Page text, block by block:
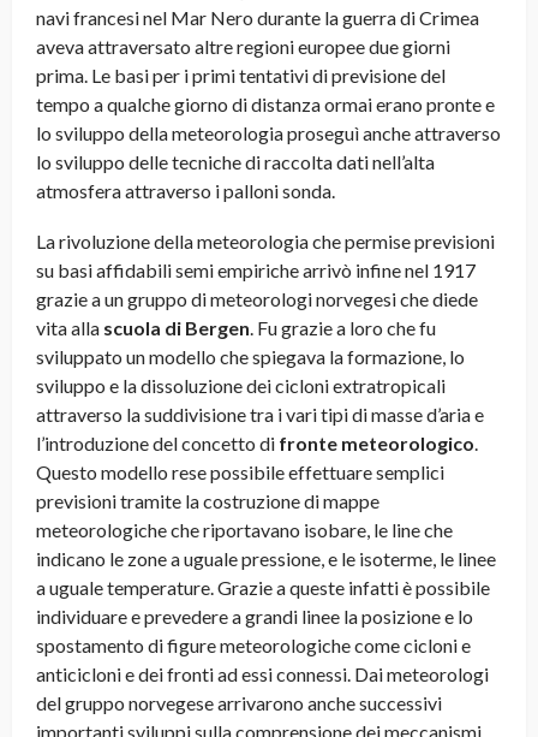
navi francesi nel Mar Nero durante la guerra di Crimea
aveva attraversato altre regioni europee due giorni
prima. Le basi per i primi tentativi di previsione del
tempo a qualche giorno di distanza ormai erano pronte e
lo sviluppo della meteorologia proseguì anche attraverso
lo sviluppo delle tecniche di raccolta dati nell’alta
atmosfera attraverso i palloni sonda.
La rivoluzione della meteorologia che permise previsioni
su basi affidabili semi empiriche arrivò infine nel 1917
grazie a un gruppo di meteorologi norvegesi che diede
vita alla scuola di Bergen. Fu grazie a loro che fu
sviluppato un modello che spiegava la formazione, lo
sviluppo e la dissoluzione dei cicloni extratropicali
attraverso la suddivisione tra i vari tipi di masse d’aria e
l’introduzione del concetto di fronte meteorologico.
Questo modello rese possibile effettuare semplici
previsioni tramite la costruzione di mappe
meteorologiche che riportavano isobare, le line che
indicano le zone a uguale pressione, e le isoterme, le linee
a uguale temperature. Grazie a queste infatti è possibile
individuare e prevedere a grandi linee la posizione e lo
spostamento di figure meteorologiche come cicloni e
anticicloni e dei fronti ad essi connessi. Dai meteorologi
del gruppo norvegese arrivarono anche successivi
importanti sviluppi sulla comprensione dei meccanismi